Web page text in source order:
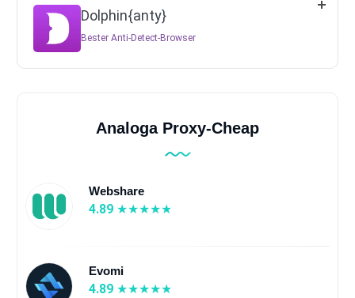
Dolphin{anty}
Bester Anti-Detect-Browser
Analoga Proxy-Cheap
Webshare
4.89
Evomi
4.89